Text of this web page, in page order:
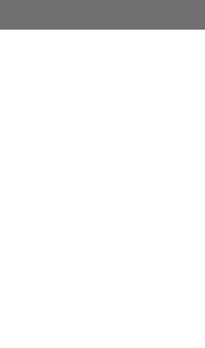
沪ICP备14031641号-1